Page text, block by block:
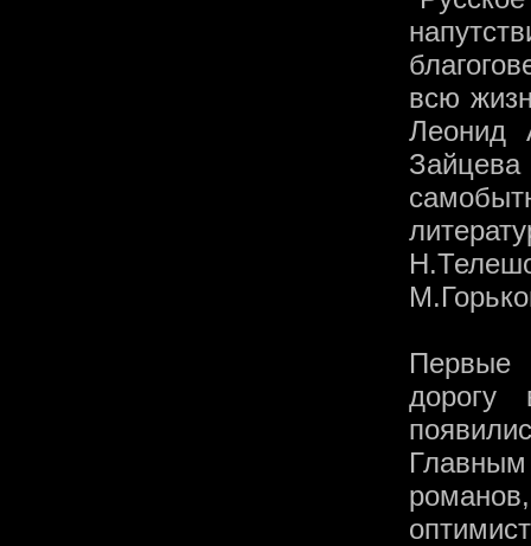
всю
Леонид
Первые